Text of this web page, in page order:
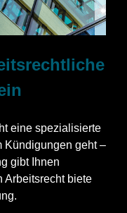
eine spezialisierte
Kündigungen geht –
gibt Ihnen
Arbeitsrecht biete